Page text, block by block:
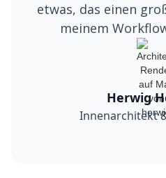
etwas, das einen
meinem
Herwig
Innenarchitekt